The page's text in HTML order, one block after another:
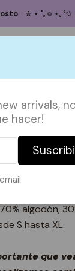
arrivals,
hacer!
PAPELERÍA &
✮ ⋆ ˚｡𖦹 ⋆｡°✩
negro
L XL
algodón,
S hasta XL.
que